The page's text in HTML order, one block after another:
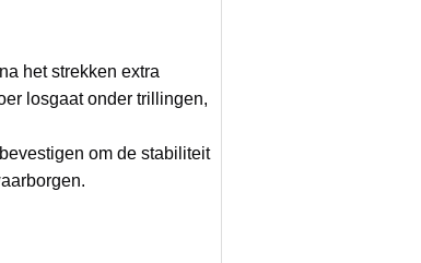
het strekken extra
losgaat onder trillingen,
om de stabiliteit